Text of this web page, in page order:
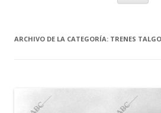
ARCHIVO DE LA CATEGORÍA: TRENES TALGO